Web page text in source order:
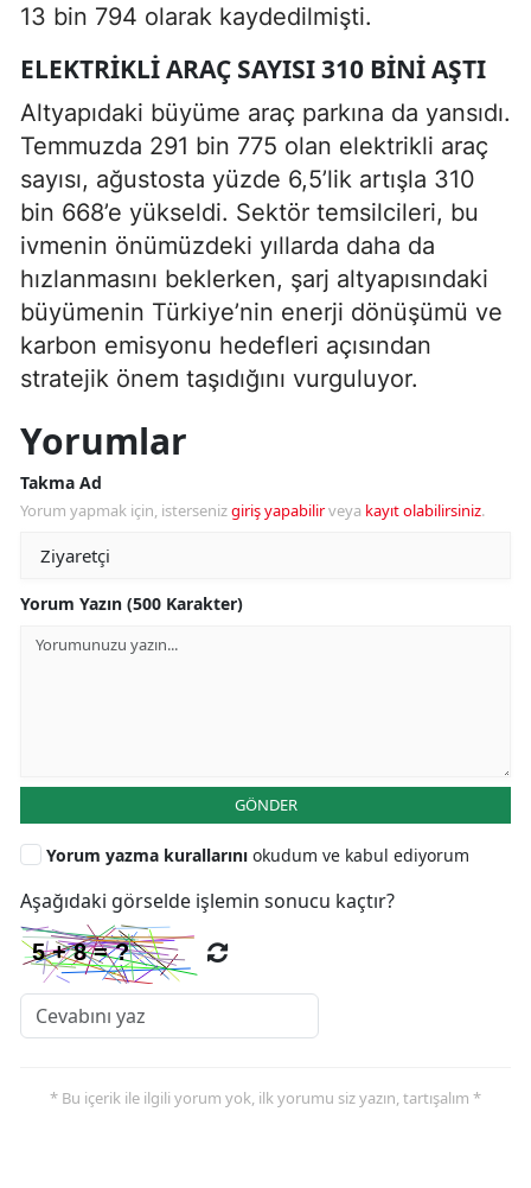
13 bin 794 olarak kaydedilmişti.
ELEKTRIKLI ARAÇ SAYISI 310 BINI AŞTI
Altyapıdaki büyüme araç parkına da yansıdı.
Temmuzda 291 bin 775 olan elektrikli araç
sayısı, ağustosta yüzde 6,5’lik artışla 310
bin 668’e yükseldi. Sektör temsilcileri, bu
ivmenin önümüzdeki yıllarda daha da
hızlanmasını beklerken, şarj altyapısındaki
büyümenin Türkiye’nin enerji dönüşümü ve
karbon emisyonu hedefleri açısından
stratejik önem taşıdığını vurguluyor.
Yorumlar
Takma Ad
Yorum yapmak için, istersenizgiriş yapabilirveya kayıt olabilirsiniz.
Yorum Yazın (500 Karakter)
GÖNDER
Yorum yazma kurallarını okudum ve kabul ediyorum
Aşağıdaki görselde işlemin sonucu kaçtır?
* Bu içerik ile ilgili yorum yok, ilk yorumu siz yazın, tartışalım *